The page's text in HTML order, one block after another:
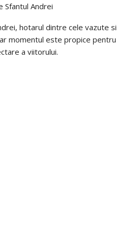
Sfantul Andrei
hotarul dintre cele vazute si
momentul este propice pentru
a viitorului.